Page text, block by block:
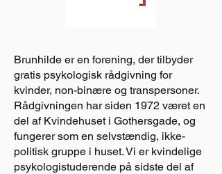
Brunhilde er en forening, der tilbyder
gratis psykologisk rådgivning for
kvinder, non-binære og transpersoner.
Rådgivningen har siden 1972 været en
del af Kvindehuset i Gothersgade, og
fungerer som en selvstændig, ikke-
politisk gruppe i huset. Vi er kvindelige
psykologistuderende på sidste del af